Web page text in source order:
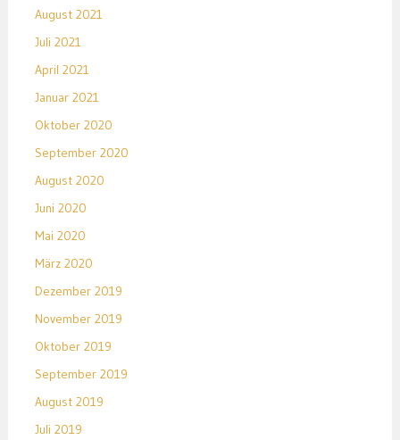
August 2021
Juli 2021
April 2021
Januar 2021
Oktober 2020
September 2020
August 2020
Juni 2020
Mai 2020
März 2020
Dezember 2019
November 2019
Oktober 2019
September 2019
August 2019
Juli 2019